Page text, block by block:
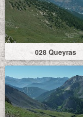
028 Queyras